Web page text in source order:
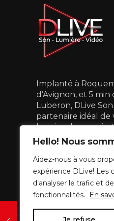
Hello! Nous
Aidez-nous à vous
expérience DLive! Les
d'analyser le trafic et
fonctionnalités.
En
Implanté à
d’Avignon, et 5
Luberon, DLive
partenaire idéal de
besoins de
07 68 54 75 19